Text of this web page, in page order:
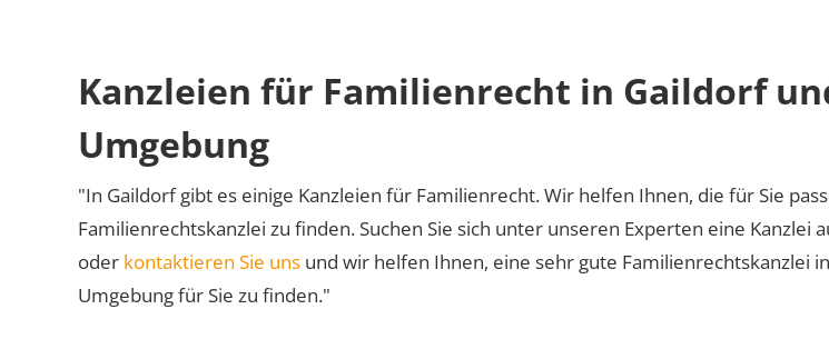
Kanzleien für Familienrecht in Gaildorf
Umgebung
"In Gaildorf gibt es einige Kanzleien für Familienrecht. Wir helfen Ihnen, die für Sie
Familienrechtskanzlei zu finden. Suchen Sie sich unter unseren Experten eine Kanzlei
oder kontaktieren Sie uns und wir helfen Ihnen, eine sehr gute Familienrechtskanzlei
Umgebung für Sie zu finden."